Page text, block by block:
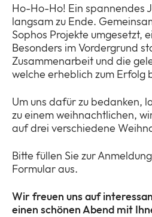
Unternehmen
ID Connect
Legal & Compliance
Ho-Ho-Ho! Ein spannendes
langsam zu Ende.
Sophos Projekte umgesetzt,
Besonders im Vordergrund
Zusammenarbeit und die
welche erheblich zum Erfolg
Um uns dafür zu bedanken,
zu einem weihnachtlichen,
auf drei verschiedene
Bitte füllen Sie zur
Formular aus.
Wir freuen uns auf
einen schönen Abend mit